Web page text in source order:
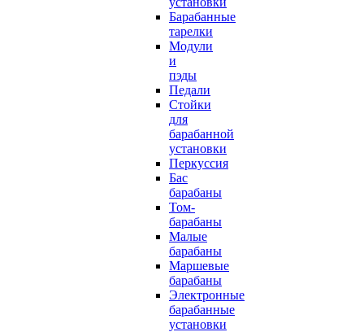
Барабанные
тарелки
Модули
и
пэды
Педали
Стойки
для
барабанной
установки
Перкуссия
Бас
барабаны
Том-
барабаны
Малые
барабаны
Маршевые
барабаны
Электронные
барабанные
установки